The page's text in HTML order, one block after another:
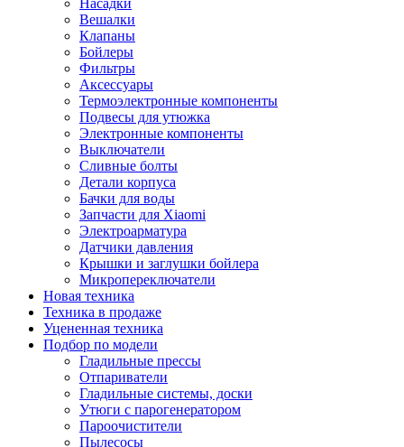
Насадки
Вешалки
Клапаны
Бойлеры
Фильтры
Аксессуары
Термоэлектронные компоненты
Подвесы для утюжка
Электронные компоненты
Выключатели
Сливные болты
Детали корпуса
Бачки для воды
Запчасти для Xiaomi
Электроарматура
Датчики давления
Крышки и заглушки бойлера
Микропереключатели
Новая техника
Техника в продаже
Уцененная техника
Подбор по модели
Гладильные прессы
Отпариватели
Гладильные системы, доски
Утюги с парогенератором
Пароочистители
Пылесосы